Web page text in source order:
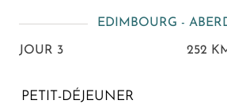
EDIMBOURG -
JOUR 3 252
PETIT-DÉJEUNER